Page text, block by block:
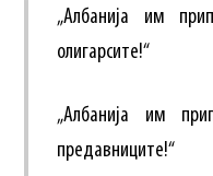
„Албанија им
олигарсите!“
„Албанија им
предавниците!“